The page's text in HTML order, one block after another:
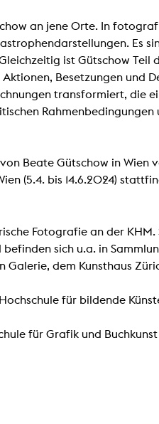
an jene Orte. In
Es
ist Gütschow Teil
Besetzungen und
transformiert, die
Beate Gütschow in
(5.4. bis 14.6.2024)
Fotografie an der
sich u.a. in
Galerie, dem Kunsthaus
für bildende
für Grafik und
with child
/ StuPa
the KHM e.V.
office